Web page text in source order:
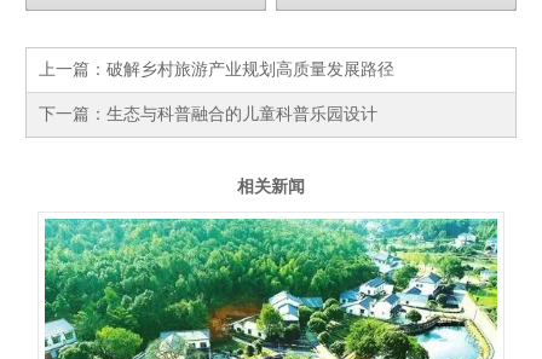
上一篇： 破解乡村旅游产业规划高质量发展路径
下一篇： 生态与科普融合的儿童科普乐园设计
相关新闻